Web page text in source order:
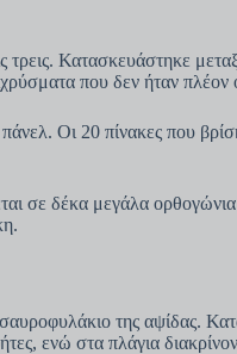
τρεις. Κατασκευάστηκε
που δεν ήταν πλέον
Οι 20 πίνακες που
σε δέκα μεγάλα
της αψίδας.
ενώ στα πλάγια